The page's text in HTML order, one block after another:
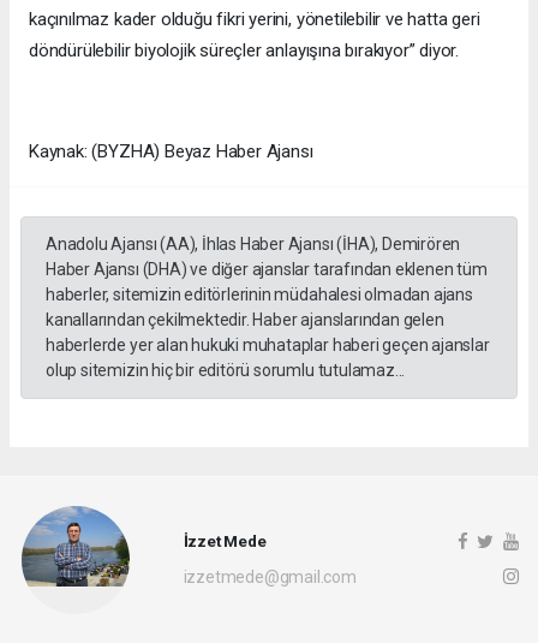
kaçınılmaz kader olduğu fikri yerini, yönetilebilir ve hatta geri
döndürülebilir biyolojik süreçler anlayışına bırakıyor” diyor.
Kaynak: (BYZHA) Beyaz Haber Ajansı
Anadolu Ajansı (AA), İhlas Haber Ajansı (İHA), Demirören
Haber Ajansı (DHA) ve diğer ajanslar tarafından eklenen tüm
haberler, sitemizin editörlerinin müdahalesi olmadan ajans
kanallarından çekilmektedir. Haber ajanslarından gelen
haberlerde yer alan hukuki muhataplar haberi geçen ajanslar
olup sitemizin hiç bir editörü sorumlu tutulamaz...
İzzet Mede
izzetmede@gmail.com